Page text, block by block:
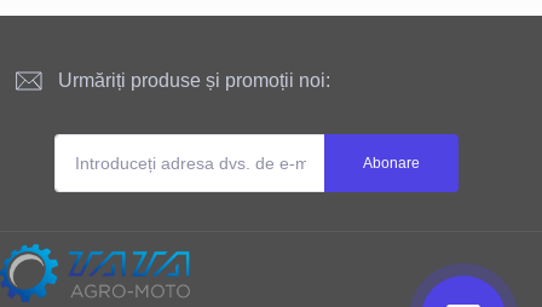
Urmăriți produse și promoții noi:
Abonare